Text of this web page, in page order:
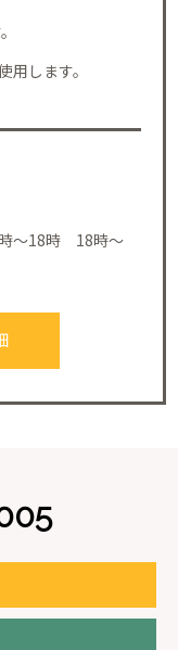
します。
～18時 18時～